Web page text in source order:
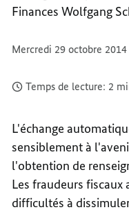
Finances Wolfgang
Mercredi 29 octobre 2014
Temps de lecture: 2
L'échange
sensiblement à
l'obtention de
Les fraudeurs
difficultés à